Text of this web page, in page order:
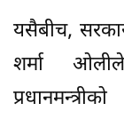
यसैबीच,
शर्मा